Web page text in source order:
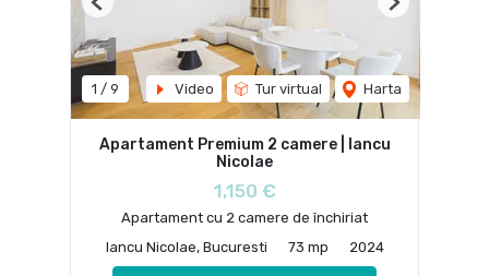
1 / 9 Video Tur virtual Harta
Previous Next
Apartament Premium 2 camere | Iancu
Nicolae
1,150 €
Apartament cu 2 camere de închiriat
Iancu Nicolae, Bucuresti
73 mp 2024